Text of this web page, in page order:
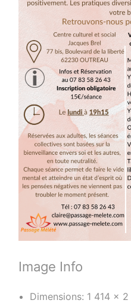
Image Info
Dimensions: 1 414 ×